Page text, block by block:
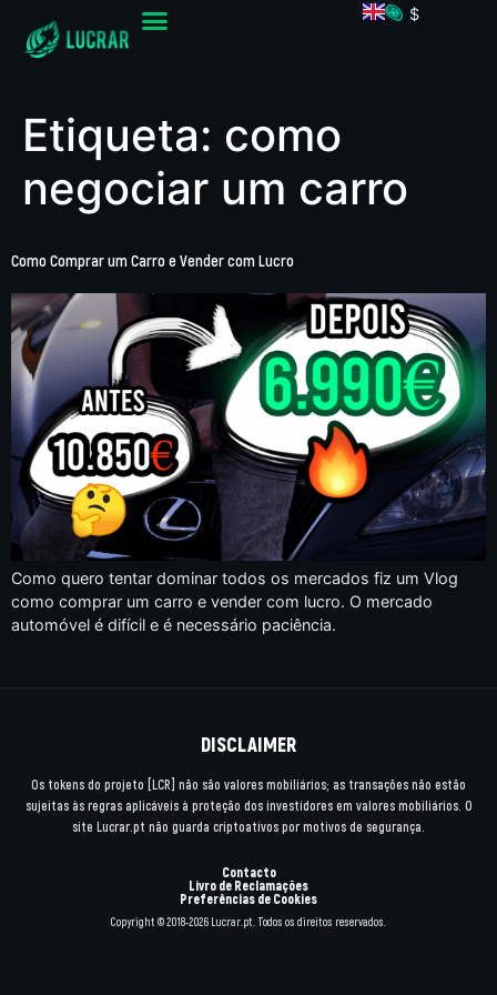
$
Etiqueta: como
negociar um carro
Como Comprar um Carro e Vender com Lucro
Como quero tentar dominar todos os mercados fiz um Vlog
como comprar um carro e vender com lucro. O mercado
automóvel é difícil e é necessário paciência.
DISCLAIMER
Os tokens do projeto [LCR] não são valores mobiliários; as transações não estão
sujeitas às regras aplicáveis à proteção dos investidores em valores mobiliários. O
site Lucrar.pt não guarda criptoativos por motivos de segurança.
Contacto
Livro de Reclamações
Preferências de Cookies
Copyright © 2018-2026 Lucrar.pt. Todos os direitos reservados.